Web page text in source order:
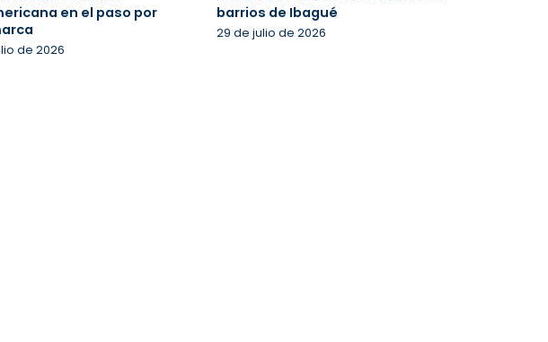
en el paso por
de 2026
barrios de Ibagué
29 de julio de 2026